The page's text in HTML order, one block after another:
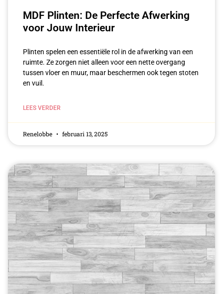
MDF Plinten: De Perfecte Afwerking
voor Jouw Interieur
Plinten spelen een essentiële rol in de afwerking van een
ruimte. Ze zorgen niet alleen voor een nette overgang
tussen vloer en muur, maar beschermen ook tegen stoten
en vuil.
LEES VERDER
Renelobbe februari 13, 2025